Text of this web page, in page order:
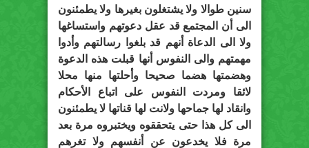
سنين طوالا ولا يشتغلون بغيرها ولا يطمئنون
الى أن المجتمع قد عقل دعوتهم واستساغها
ولا الى الدعاة أنهم قد بلغوا رسالتهم وأدوا
مهمتهم والى النفوس أنها قبلت هذه الدعوة
وهضمتها هضما صحيحا وأحلتها منها محلا
لائقا ومردت النفوس على اتباع الأحكام
وانقاد لها جماحها ولانت لها قناتها لا يطمئنون
الى كل هذا حتى يتحققوه ويختبروه مرة بعد
مرة فلا يخدعون عن أنفسهم ولا تغرهم